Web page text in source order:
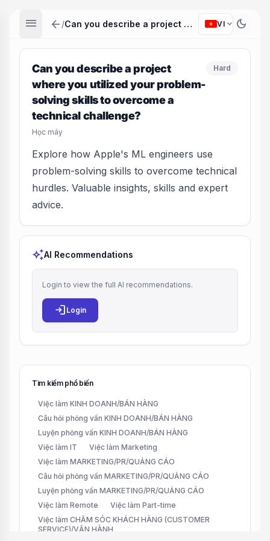
menu arrow_back / Can you describe a project where you utilized your problem-solving skills to overcome a technical challenge? VI expand_more dark_mode
Can you describe a project
where you utilized your problem-
solving skills to overcome a
technical challenge?
Học máy
Hard
Explore how Apple's ML engineers use
problem-solving skills to overcome technical
hurdles. Valuable insights, skills and expert
advice.
auto_awesomeAI Recommendations
Login to view the full AI recommendations.
login Login
Tìm kiếm phổ biến
Việc làm KINH DOANH/BÁN HÀNG
Câu hỏi phỏng vấn KINH DOANH/BÁN HÀNG
Luyện phỏng vấn KINH DOANH/BÁN HÀNG
Việc làm IT
Việc làm Marketing
Việc làm MARKETING/PR/QUẢNG CÁO
Câu hỏi phỏng vấn MARKETING/PR/QUẢNG CÁO
Luyện phỏng vấn MARKETING/PR/QUẢNG CÁO
Việc làm Remote
Việc làm Part-time
Việc làm CHĂM SÓC KHÁCH HÀNG (CUSTOMER
SERVICE)/VẬN HÀNH